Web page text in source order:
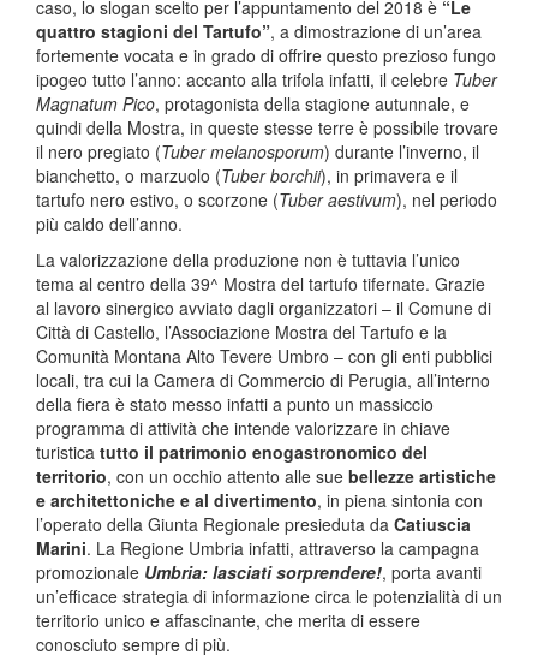
caso, lo slogan scelto per l’appuntamento del 2018 è “Le
quattro stagioni del Tartufo”, a dimostrazione di un’area
fortemente vocata e in grado di offrire questo prezioso fungo
ipogeo tutto l’anno: accanto alla trifola infatti, il celebre Tuber
Magnatum Pico, protagonista della stagione autunnale, e
quindi della Mostra, in queste stesse terre è possibile trovare
il nero pregiato (Tuber melanosporum) durante l’inverno, il
bianchetto, o marzuolo (Tuber borchii), in primavera e il
tartufo nero estivo, o scorzone (Tuber aestivum), nel periodo
più caldo dell’anno.
La valorizzazione della produzione non è tuttavia l’unico
tema al centro della 39^ Mostra del tartufo tifernate. Grazie
al lavoro sinergico avviato dagli organizzatori – il Comune di
Città di Castello, l’Associazione Mostra del Tartufo e la
Comunità Montana Alto Tevere Umbro – con gli enti pubblici
locali, tra cui la Camera di Commercio di Perugia, all’interno
della fiera è stato messo infatti a punto un massiccio
programma di attività che intende valorizzare in chiave
turistica tutto il patrimonio enogastronomico del
territorio, con un occhio attento alle sue bellezze artistiche
e architettoniche e al divertimento, in piena sintonia con
l’operato della Giunta Regionale presieduta da Catiuscia
Marini. La Regione Umbria infatti, attraverso la campagna
promozionale Umbria: lasciati sorprendere!, porta avanti
un’efficace strategia di informazione circa le potenzialità di un
territorio unico e affascinante, che merita di essere
conosciuto sempre di più.